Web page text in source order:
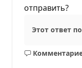
отправить?
Этот ответ
Без